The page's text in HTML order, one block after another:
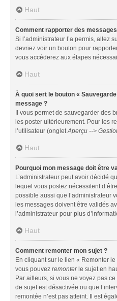
Haut
Comment rapporter des
Si l’administrateur l’a permis, allez
devriez voir un bouton pour
vous accéderez aux étapes
Haut
À quoi sert le bouton «
message ?
Il vous permet de sauvegarder des
les poster ultérieurement. Pour les
l’utilisateur (onglet Aperçu -->
Haut
Pourquoi mon message doit être
L’administrateur peut avoir décidé
lequel vous postez nécessitent
possible aussi que l’administrateur
les messages doivent être validés
l’administrateur pour plus
Haut
Comment remonter mon sujet ?
En cliquant sur le lien « Remonter
vous pouvez remonterle sujet en
Par ailleurs, si vous ne voyez pas
de sujet est désactivée ou que
remontée n’est pas atteint. Il est